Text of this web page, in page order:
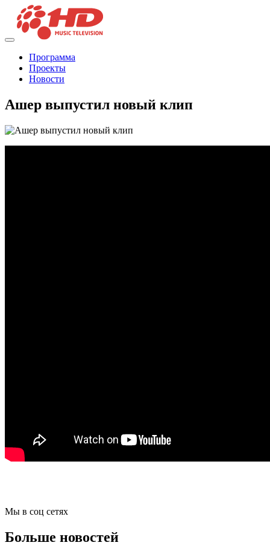
Программа
Проекты
Новости
Ашер выпустил новый клип
Мы в соц сетях
Больше новостей